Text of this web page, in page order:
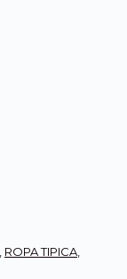
ROPA TIPICA